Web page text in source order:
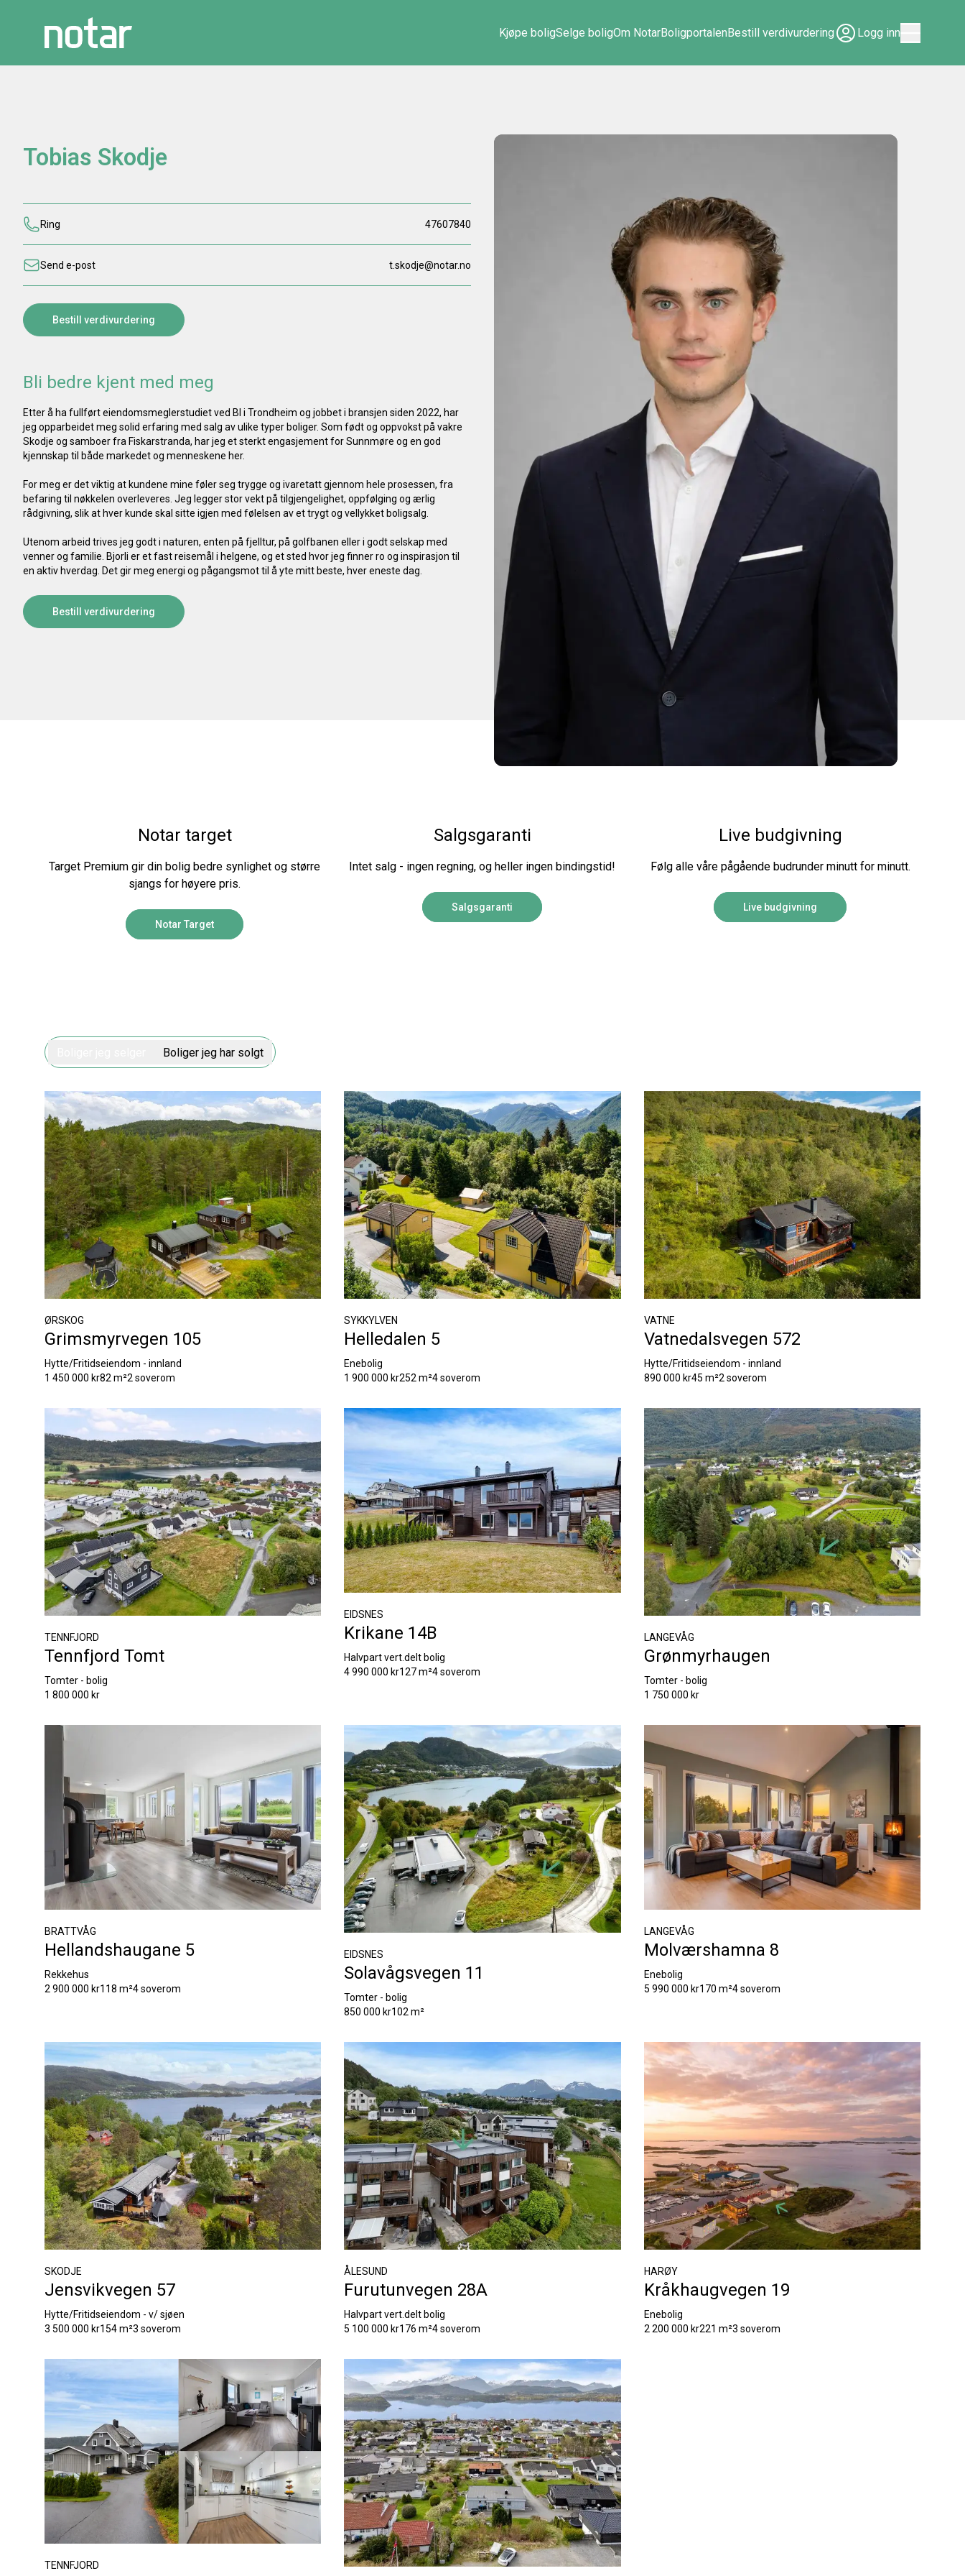
Kjøpe boligSelge boligOm NotarBoligportalenBestill verdivurdering Logg inn
Tobias Skodje
Ring 47607840
Send e-post t.skodje@notar.no
Bestill verdivurdering
Bli bedre kjent med meg
Etter å ha fullført eiendomsmeglerstudiet ved BI i Trondheim og jobbet i bransjen siden 2022, har
jeg opparbeidet meg solid erfaring med salg av ulike typer boliger. Som født og oppvokst på vakre
Skodje og samboer fra Fiskarstranda, har jeg et sterkt engasjement for Sunnmøre og en god
kjennskap til både markedet og menneskene her.
For meg er det viktig at kundene mine føler seg trygge og ivaretatt gjennom hele prosessen, fra
befaring til nøkkelen overleveres. Jeg legger stor vekt på tilgjengelighet, oppfølging og ærlig
rådgivning, slik at hver kunde skal sitte igjen med følelsen av et trygt og vellykket boligsalg.
Utenom arbeid trives jeg godt i naturen, enten på fjelltur, på golfbanen eller i godt selskap med
venner og familie. Bjorli er et fast reisemål i helgene, og et sted hvor jeg finner ro og inspirasjon til
en aktiv hverdag. Det gir meg energi og pågangsmot til å yte mitt beste, hver eneste dag.
Bestill verdivurdering
Notar target
Target Premium gir din bolig bedre synlighet og større
sjangs for høyere pris.
Notar Target
Salgsgaranti
Intet salg - ingen regning, og heller ingen bindingstid!
Salgsgaranti
Live budgivning
Følg alle våre pågående budrunder minutt for minutt.
Live budgivning
Boliger jeg har solgt
ØRSKOG
Grimsmyrvegen 105
Hytte/Fritidseiendom - innland
1 450 000 kr82 m²2 soverom
SYKKYLVEN
Helledalen 5
Enebolig
1 900 000 kr252 m²4 soverom
VATNE
Vatnedalsvegen 572
Hytte/Fritidseiendom - innland
890 000 kr45 m²2 soverom
TENNFJORD
Tennfjord Tomt
Tomter - bolig
1 800 000 kr
EIDSNES
Krikane 14B
Halvpart vert.delt bolig
4 990 000 kr127 m²4 soverom
LANGEVÅG
Grønmyrhaugen
Tomter - bolig
1 750 000 kr
BRATTVÅG
Hellandshaugane 5
Rekkehus
2 900 000 kr118 m²4 soverom
EIDSNES
Solavågsvegen 11
Tomter - bolig
850 000 kr102 m²
LANGEVÅG
Molværshamna 8
Enebolig
5 990 000 kr170 m²4 soverom
SKODJE
Jensvikvegen 57
Hytte/Fritidseiendom - v/ sjøen
3 500 000 kr154 m²3 soverom
ÅLESUND
Furutunvegen 28A
Halvpart vert.delt bolig
5 100 000 kr176 m²4 soverom
HARØY
Kråkhaugvegen 19
Enebolig
2 200 000 kr221 m²3 soverom
TENNFJORD